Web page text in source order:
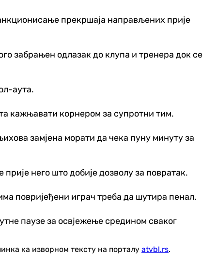
прекршаја направљених прије
забрањен одлазак до клупа и тренера док се
аута.
кажњавати корнером за супротни тим.
замјена морати да чека пуну минуту за
него што добије дозволу за повратак.
повријеђени играч треба да шутира пенал.
паузе за освјежење средином сваког
ка изворном тексту на порталу atvbl.rs.